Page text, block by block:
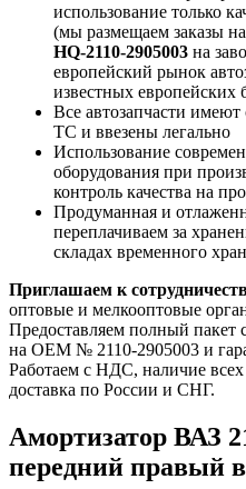
использование только
(мы размещаем заказы
HQ-2110-2905003 на
европейский рынок
известных европейских
Все автозапчасти имеют
ТС и ввезены легально
Использование
оборудования при
контроль качества на
Продуманная и
переплачиваем за
складах временного
Приглашаем к
оптовые и мелкооптовые
Предоставляем полный пакет
на OEM № 2110-2905003 и
Работаем с НДС, наличие всех
доставка по России и СНГ.
Амортизатор ВАЗ
передний правый в